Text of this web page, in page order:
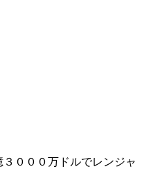
０００万ドルでレンジャ